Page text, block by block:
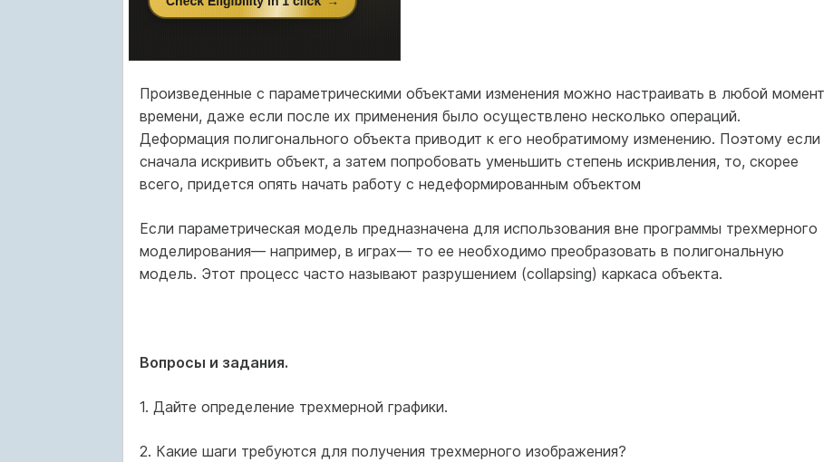
Произведенные с параметрическими объектами изменения можно настраивать в любой момент
времени, даже если после их применения было осуществлено несколько операций.
Деформация полигонального объекта приводит к его необратимому изменению. Поэтому если
сначала искривить объект, а затем попробовать уменьшить степень искривления, то, скорее
всего, придется опять начать работу с недеформированным объектом
Если параметрическая модель предназначена для использования вне программы трехмерного
моделирования— например, в играх— то ее необходимо преобразовать в полигональную
модель. Этот процесс часто называют разрушением (collapsing) каркаса объекта.
Вопросы и задания.
1. Дайте определение трехмерной графики.
2. Какие шаги требуются для получения трехмерного изображения?